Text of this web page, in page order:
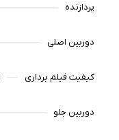
پردازنده
دوربین اصلی
کیفیت فیلم برداری
دوربین جلو